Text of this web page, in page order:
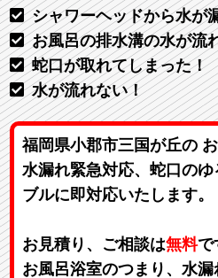
シャワーヘッドから水が
お風呂の排水溝の水が流
蛇口が取れてしまった！
水が流れない！
福岡県小郡市三国が丘の
水漏れ緊急対応、蛇口の
ブルに即対応いたします。
お見積り、ご相談は無料で
お風呂浴室のつまり、水